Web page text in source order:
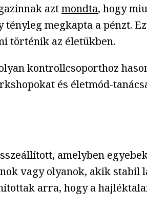
aztmondta, hogy
megkapta a pénzt.
történik az életükben.
kontrollcsoporthoz
és életmód-
amelyben
vagy olyanok, akik stabil
arra, hogy a